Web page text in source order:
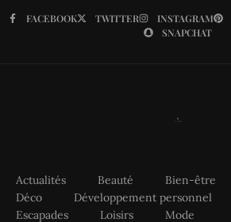
FACEBOOK TWITTER INSTAGRAM
SNAPCHAT
Actualités Beauté Bien-être
Déco
Développement personnel
Escapades
Loisirs
Mode